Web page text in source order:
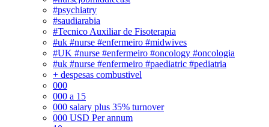
#psychiatry
#saudiarabia
#Tecnico Auxiliar de Fisoterapia
#uk #nurse #enfermeiro #midwives
#UK #nurse #enfermeiro #oncology #oncologia
#uk #nurse #enfermeiro #paediatric #pediatria
+ despesas combustivel
000
000 a 15
000 salary plus 35% turnover
000 USD Per annum